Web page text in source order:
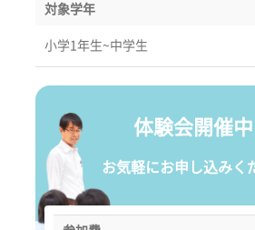
対象学年
小学1年生~中学生
体験会開催中
お気軽にお申し込みく